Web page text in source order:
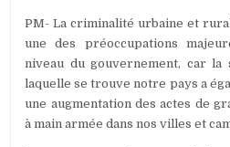
PM- La criminalité urbaine et
une des préoccupations
niveau du gouvernement, car la
laquelle se trouve notre pays a
une augmentation des actes de
à main armée dans nos villes et